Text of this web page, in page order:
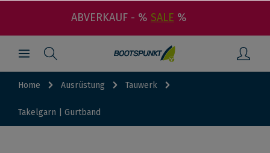
ABVERKAUF - % SALE %
Home Ausrüstung Tauwerk
Takelgarn | Gurtband